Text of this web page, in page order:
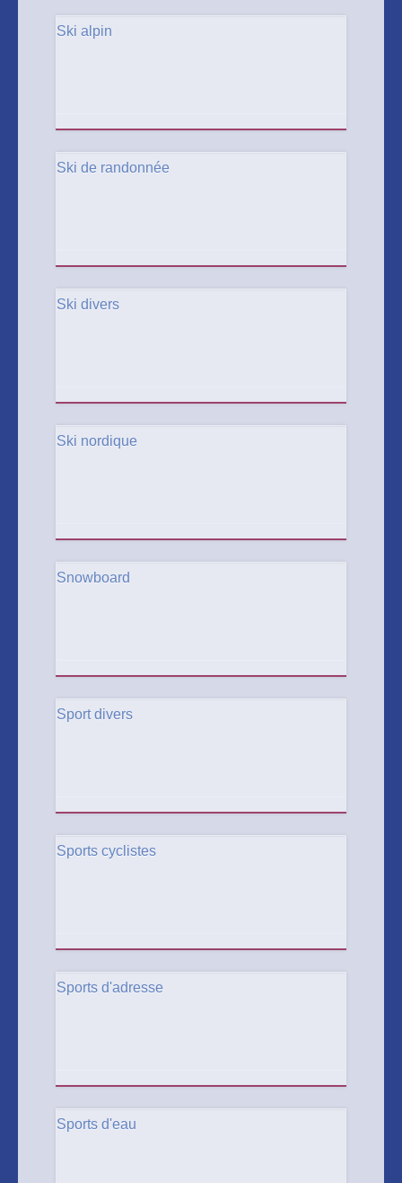
Ski alpin
Ski de randonnée
Ski divers
Ski nordique
Snowboard
Sport divers
Sports cyclistes
Sports d'adresse
Sports d'eau